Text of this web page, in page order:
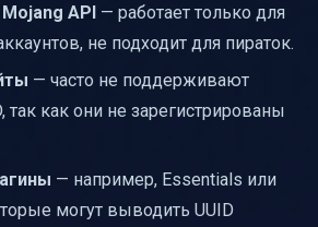
API — работает только для
не подходит для пираток.
— часто не поддерживают
так как они не зарегистрированы
— например, Essentials или
могут выводить UUID